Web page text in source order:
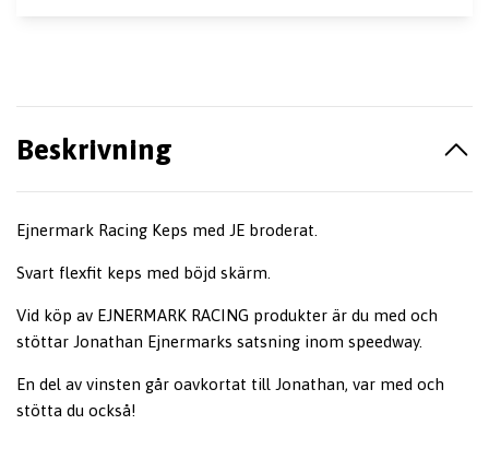
Beskrivning
Ejnermark Racing Keps med JE broderat.
Svart flexfit keps med böjd skärm.
Vid köp av EJNERMARK RACING produkter är du med och
stöttar Jonathan Ejnermarks satsning inom speedway.
En del av vinsten går oavkortat till Jonathan, var med och
stötta du också!